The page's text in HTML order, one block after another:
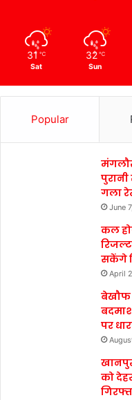
31 ℃
Sat
32 ℃
Sun
Popular
गला
June
कल
सकेंगे
April
बेखौफ
पर
को